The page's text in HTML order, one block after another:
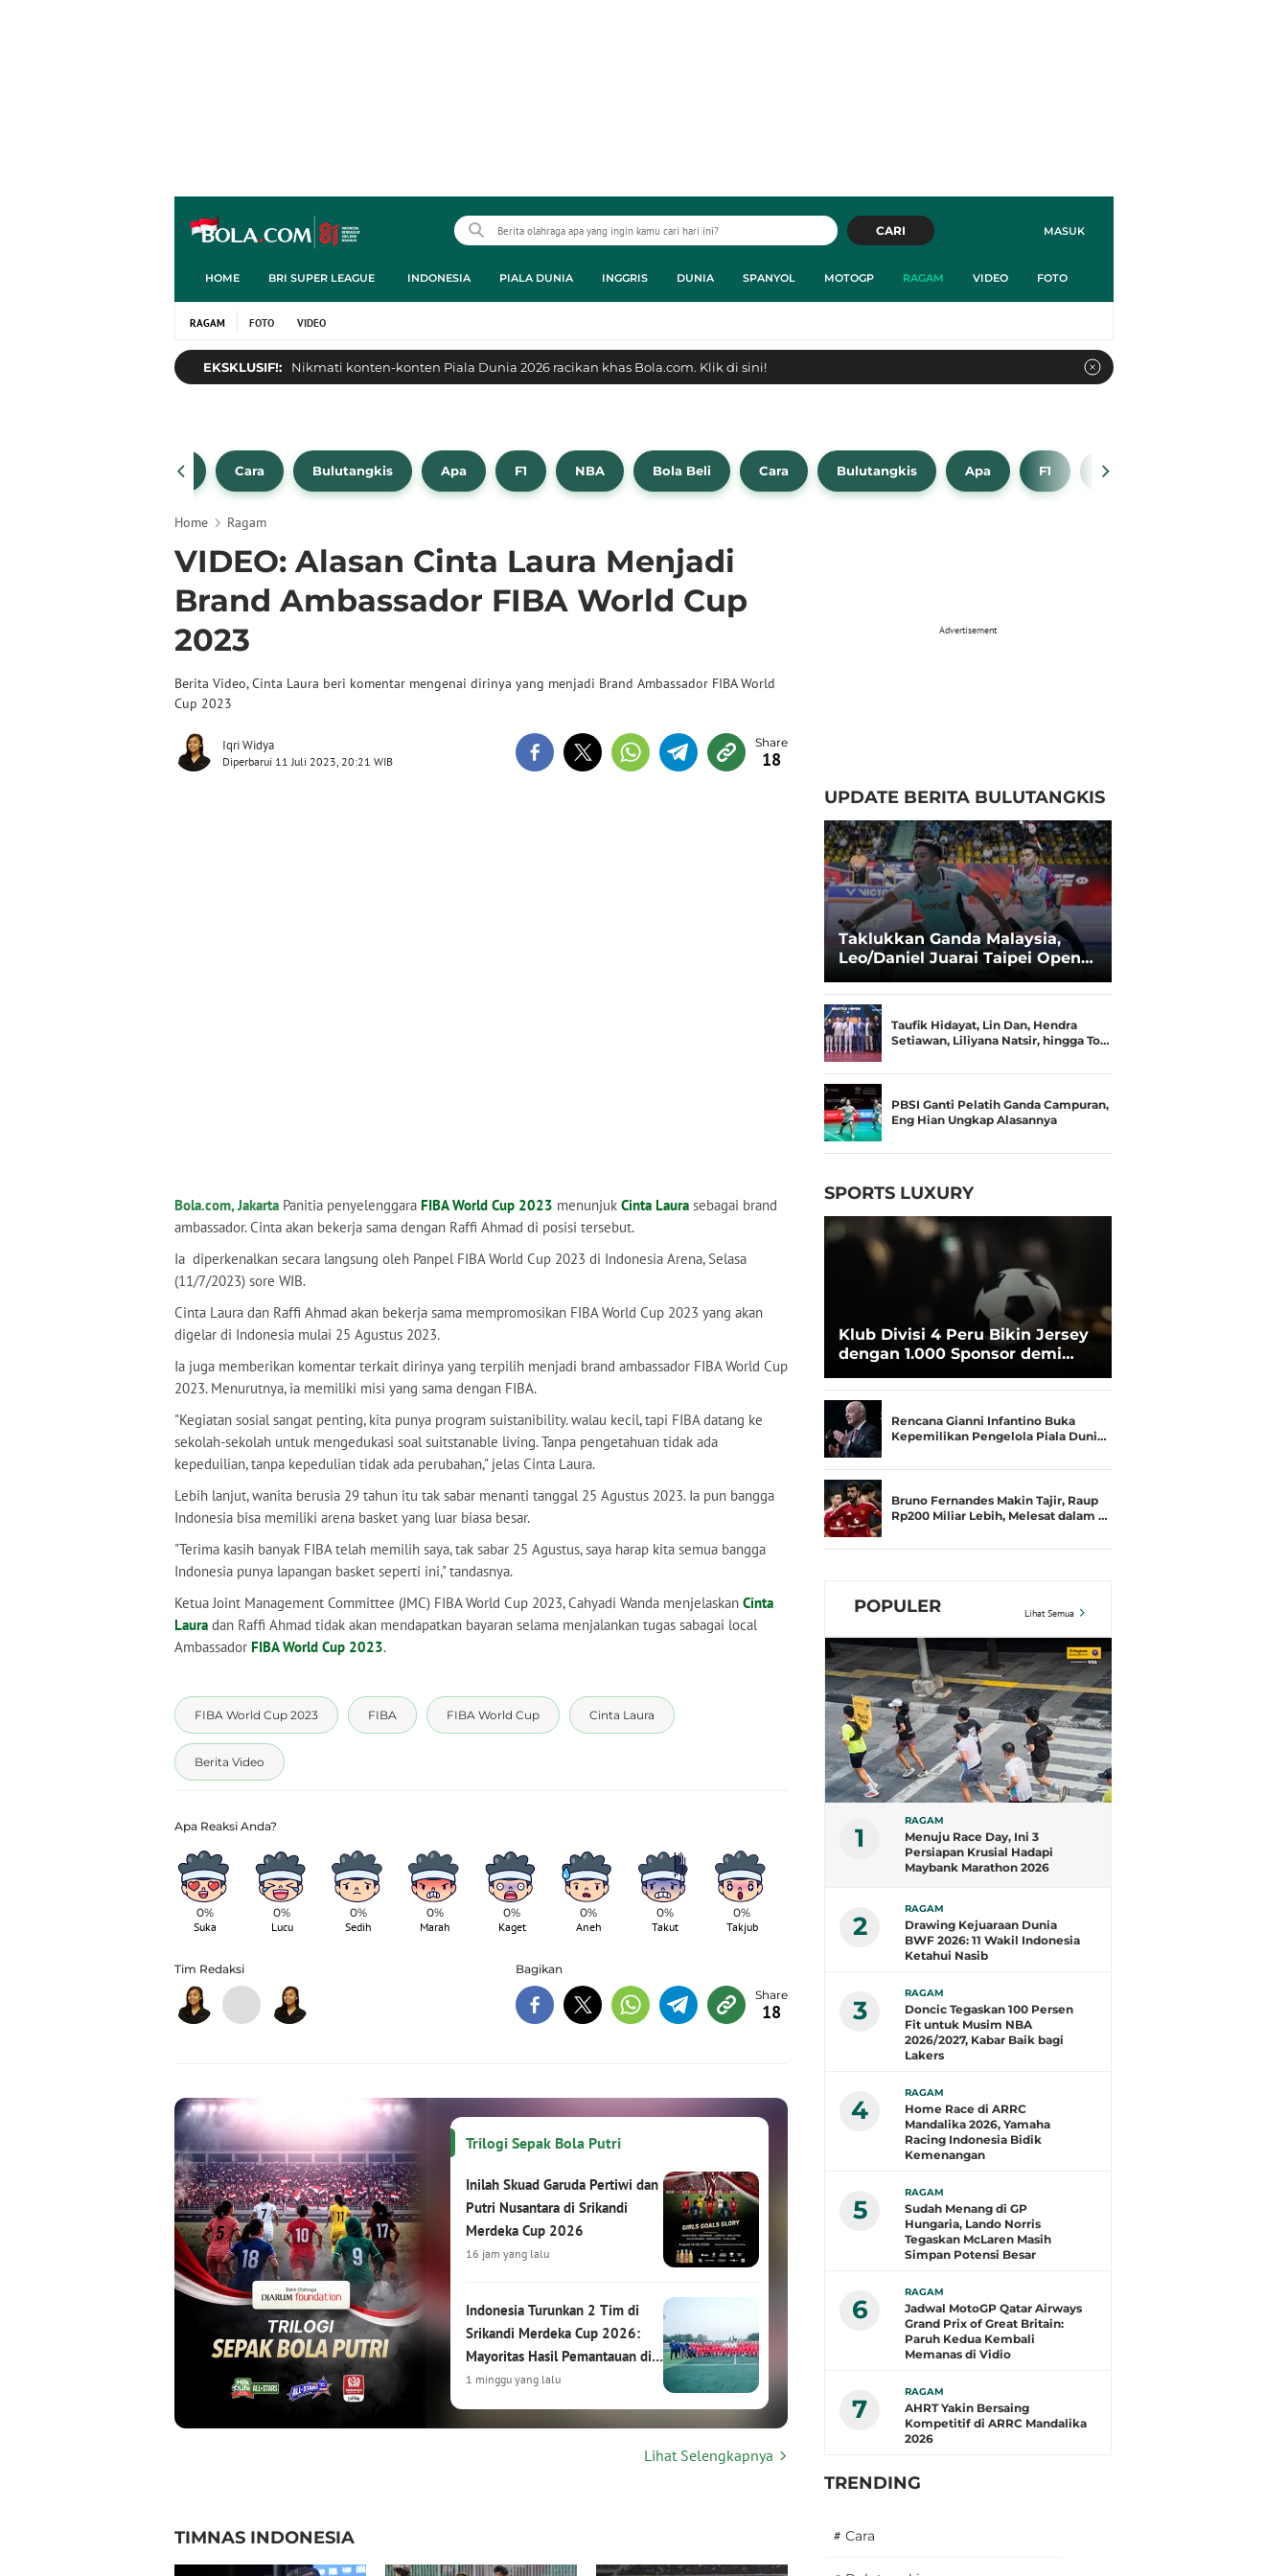
MASUK
CARI
HOME BRI SUPER LEAGUE INDONESIA PIALA DUNIA INGGRIS DUNIA SPANYOL MOTOGP RAGAM VIDEO FOTO
RAGAM FOTO VIDEO
EKSKLUSIF!: Nikmati konten-konten Piala Dunia 2026 racikan khas Bola.com. Klik di sini!
Bola Beli Cara Bulutangkis Apa F1 NBA Bola Beli Cara Bulutangkis Apa F1 NBA
Home Ragam
VIDEO: Alasan Cinta Laura Menjadi
Brand Ambassador FIBA World Cup
2023
Berita Video, Cinta Laura beri komentar mengenai dirinya yang menjadi Brand Ambassador FIBA World
Cup 2023
Iqri Widya
Diperbarui 11 Juli 2023, 20:21 WIB 18
Bola.com, Jakarta Panitia penyelenggara FIBA World Cup 2023 menunjuk Cinta Laura sebagai brand
ambassador. Cinta akan bekerja sama dengan Raffi Ahmad di posisi tersebut.
Ia diperkenalkan secara langsung oleh Panpel FIBA World Cup 2023 di Indonesia Arena, Selasa
(11/7/2023) sore WIB.
Cinta Laura dan Raffi Ahmad akan bekerja sama mempromosikan FIBA World Cup 2023 yang akan
digelar di Indonesia mulai 25 Agustus 2023.
Ia juga memberikan komentar terkait dirinya yang terpilih menjadi brand ambassador FIBA World Cup
2023. Menurutnya, ia memiliki misi yang sama dengan FIBA.
"Kegiatan sosial sangat penting, kita punya program suistanibility. walau kecil, tapi FIBA datang ke
sekolah-sekolah untuk mengedukasi soal suitstanable living. Tanpa pengetahuan tidak ada
kepeduilian, tanpa kepedulian tidak ada perubahan," jelas Cinta Laura.
Lebih lanjut, wanita berusia 29 tahun itu tak sabar menanti tanggal 25 Agustus 2023. Ia pun bangga
Indonesia bisa memiliki arena basket yang luar biasa besar.
"Terima kasih banyak FIBA telah memilih saya, tak sabar 25 Agustus, saya harap kita semua bangga
Indonesia punya lapangan basket seperti ini," tandasnya.
Ketua Joint Management Committee (JMC) FIBA World Cup 2023, Cahyadi Wanda menjelaskan Cinta
Laura dan Raffi Ahmad tidak akan mendapatkan bayaran selama menjalankan tugas sabagai local
Ambassador FIBA World Cup 2023.
FIBA World Cup 2023 FIBA FIBA World Cup Cinta Laura
Berita Video
0%
Suka
0%
Lucu
0%
Sedih
0%
Marah
0%
Kaget
0%
Aneh
0%
Takut
0%
Takjub
Tim Redaksi Bagikan
18
Trilogi Sepak Bola Putri
Inilah Skuad Garuda Pertiwi dan
Putri Nusantara di Srikandi
Merdeka Cup 2026
16 jam yang lalu
Indonesia Turunkan 2 Tim di
Srikandi Merdeka Cup 2026:
Mayoritas Hasil Pemantauan di
HYDROPLUS Soccer League
1 minggu yang lalu
Hasil Drawing Srikandi Merdeka
Lihat Selengkapnya
TIMNAS INDONESIA
Advertisement
UPDATE BERITA BULUTANGKIS
Taklukkan Ganda Malaysia,
Leo/Daniel Juarai Taipei Open
Taufik Hidayat, Lin Dan, Hendra
Setiawan, Liliyana Natsir, hingga To…
PBSI Ganti Pelatih Ganda Campuran,
Eng Hian Ungkap Alasannya
SPORTS LUXURY
Klub Divisi 4 Peru Bikin Jersey
dengan 1.000 Sponsor demi
Rencana Gianni Infantino Buka
Kepemilikan Pengelola Piala Duni…
Bruno Fernandes Makin Tajir, Raup
Rp200 Miliar Lebih, Melesat dalam …
POPULER Lihat Semua
1
RAGAM
Menuju Race Day, Ini 3
Persiapan Krusial Hadapi
Maybank Marathon 2026
2
RAGAM
Drawing Kejuaraan Dunia
BWF 2026: 11 Wakil Indonesia
Ketahui Nasib
3
RAGAM
Doncic Tegaskan 100 Persen
Fit untuk Musim NBA
2026/2027, Kabar Baik bagi
Lakers
4
RAGAM
Home Race di ARRC
Mandalika 2026, Yamaha
Racing Indonesia Bidik
Kemenangan
5
RAGAM
Sudah Menang di GP
Hungaria, Lando Norris
Tegaskan McLaren Masih
Simpan Potensi Besar
6
RAGAM
Jadwal MotoGP Qatar Airways
Grand Prix of Great Britain:
Paruh Kedua Kembali
Memanas di Vidio
7
RAGAM
AHRT Yakin Bersaing
Kompetitif di ARRC Mandalika
2026
TRENDING
# Cara